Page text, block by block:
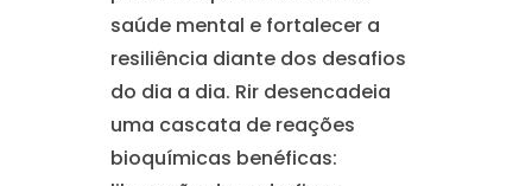
saúde mental e fortalecer a
resiliência diante dos desafios
do dia a dia. Rir desencadeia
uma cascata de reações
bioquímicas benéficas: